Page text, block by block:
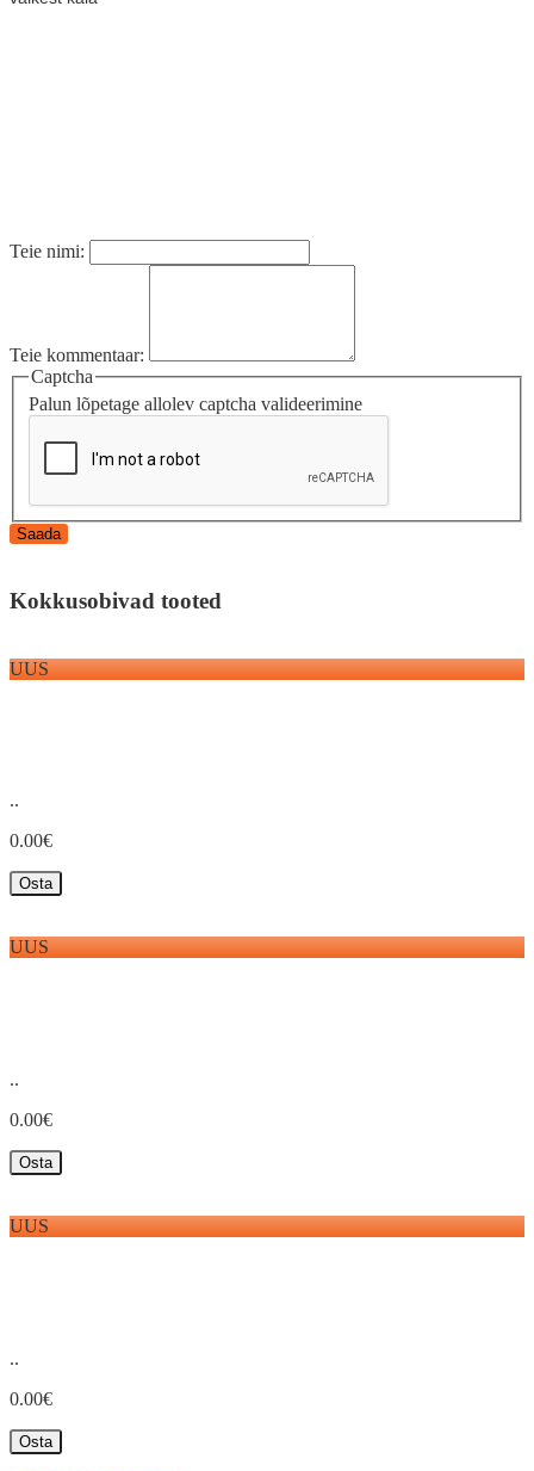
Teie nimi:
Teie kommentaar:
Captcha
Palun lõpetage allolev captcha valideerimine
Saada
Kokkusobivad tooted
UUS
..
0.00€
Osta
UUS
..
0.00€
Osta
UUS
..
0.00€
Osta